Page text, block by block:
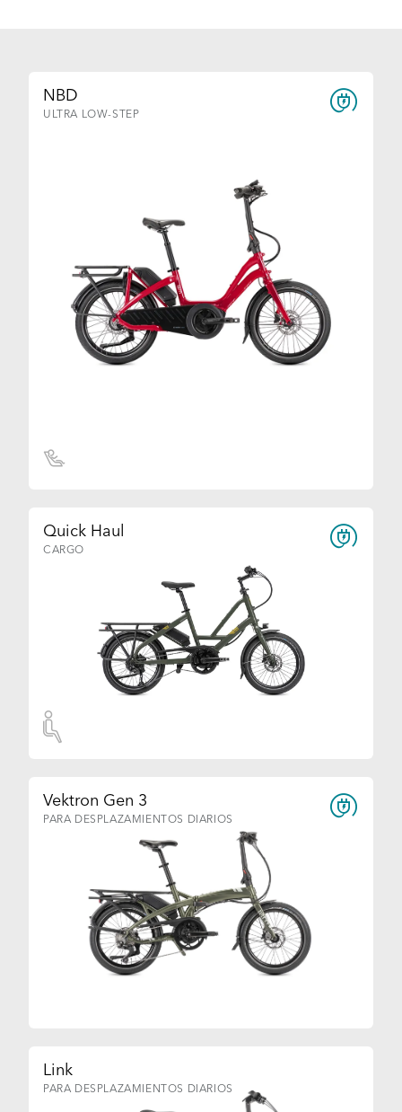
NBD
ULTRA LOW-STEP
Quick Haul
CARGO
Vektron Gen 3
PARA DESPLAZAMIENTOS DIARIOS
Link
PARA DESPLAZAMIENTOS DIARIOS